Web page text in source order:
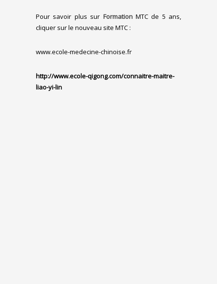
Pour savoir plus sur FormationMTC de 5 ans,
cliquer sur le nouveau site MTC :
www.ecole-medecine-chinoise.fr
http://www.ecole-qigong.com/connaitre-maitre-
liao-yi-lin